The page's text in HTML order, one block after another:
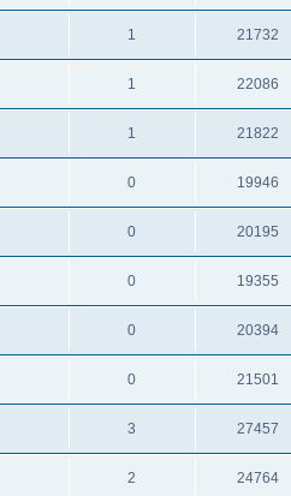
1 21732
1 22086
1 21822
0 19946
0 20195
0 19355
0 20394
0 21501
3 27457
2 24764